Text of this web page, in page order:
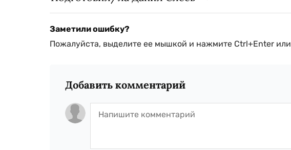
Заметили ошибку?
Пожалуйста, выделите ее мышкой и нажмите Ctrl+Enter или
Добавить комментарий